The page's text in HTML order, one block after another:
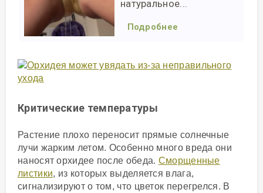
натуральное...
Подробнее
Критические температуры
Растение плохо переносит прямые солнечные
лучи жарким летом. Особенно много вреда они
наносят орхидее после обеда. Сморщенные
листики, из которых выделяется влага,
сигнализируют о том, что цветок перегрелся. В